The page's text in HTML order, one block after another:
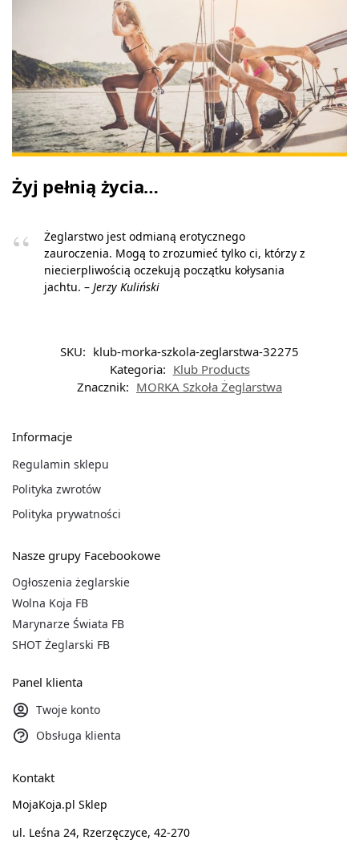
Żyj pełnią życia…
Żeglarstwo jest odmianą erotycznego
zauroczenia. Mogą to zrozumieć tylko ci, którzy z
niecierpliwością oczekują początku kołysania
jachtu. – Jerzy Kuliński
SKU: klub-morka-szkola-zeglarstwa-32275
Kategoria: Klub Products
Znacznik: MORKA Szkoła Żeglarstwa
Informacje
Regulamin sklepu
Polityka zwrotów
Polityka prywatności
Nasze grupy Facebookowe
Ogłoszenia żeglarskie
Wolna Koja FB
Marynarze Świata FB
SHOT Żeglarski FB
Panel klienta
Twoje konto
Obsługa klienta
Kontakt
MojaKoja.pl Sklep
ul. Leśna 24, Rzerzęczyce, 42-270